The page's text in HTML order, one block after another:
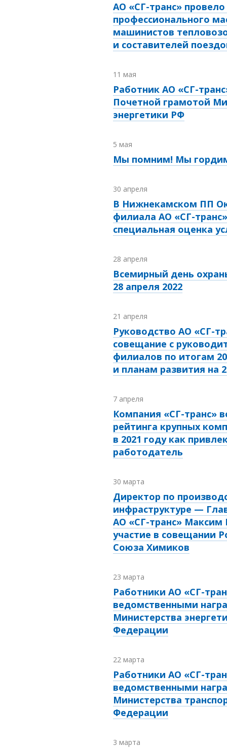
АО «СГ-транс» провело
профессионального
машинистов
и составителей
11 мая
Работник АО «СГ-
Почетной грамотой
энергетики РФ
5 мая
Мы помним! Мы
30 апреля
В Нижнекамском ПП
филиала АО «СГ-
специальная оценка
28 апреля
Всемирный день
28 апреля 2022
21 апреля
Руководство АО «СГ-
совещание с
филиалов по итогам
и планам развития на
7 апреля
Компания «СГ-транс»
рейтинга крупных
в 2021 году как
работодатель
30 марта
Директор по
инфраструктуре —
АО «СГ-транс» Максим
участие в совещании
Союза Химиков
23 марта
Работники АО «СГ-
ведомственными
Министерства
Федерации
22 марта
Работники АО «СГ-
ведомственными
Министерства
Федерации
3 марта